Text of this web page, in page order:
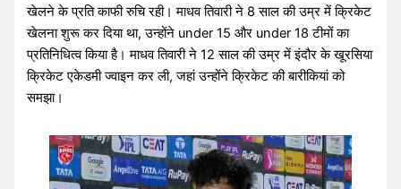
खेलने के प्रति काफी रुचि रही। माधव तिवारी ने 8 साल की उम्र में क्रिकेट
खेलना शुरू कर दिया था, उन्होंने under 15 और under 18 टीमों का
प्रतिनिधित्व किया है। माधव तिवारी ने 12 साल की उम्र में इंदौर के खूरसिया
क्रिकेट एकेडमी ज्वाइन कर ली, जहां उन्होंने क्रिकेट की बारीकियां को
समझा।